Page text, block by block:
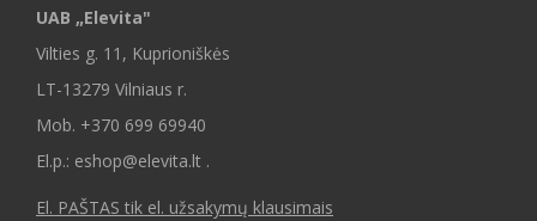
UAB „Elevita"
Vilties g. 11, Kuprioniškės
LT-13279 Vilniaus r.
Mob. +370 699 69940
El.p.: eshop@elevita.lt .
El. PAŠTAS tik el. užsakymų klausimais